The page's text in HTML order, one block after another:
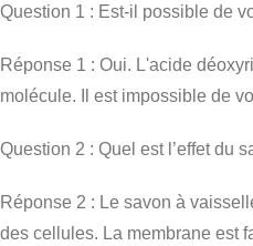
Question 1 : Est-il possible de
Réponse 1 : Oui. L'acide
molécule. Il est impossible de
Question 2 : Quel est l’effet du
Réponse 2 : Le savon à
des cellules. La membrane est